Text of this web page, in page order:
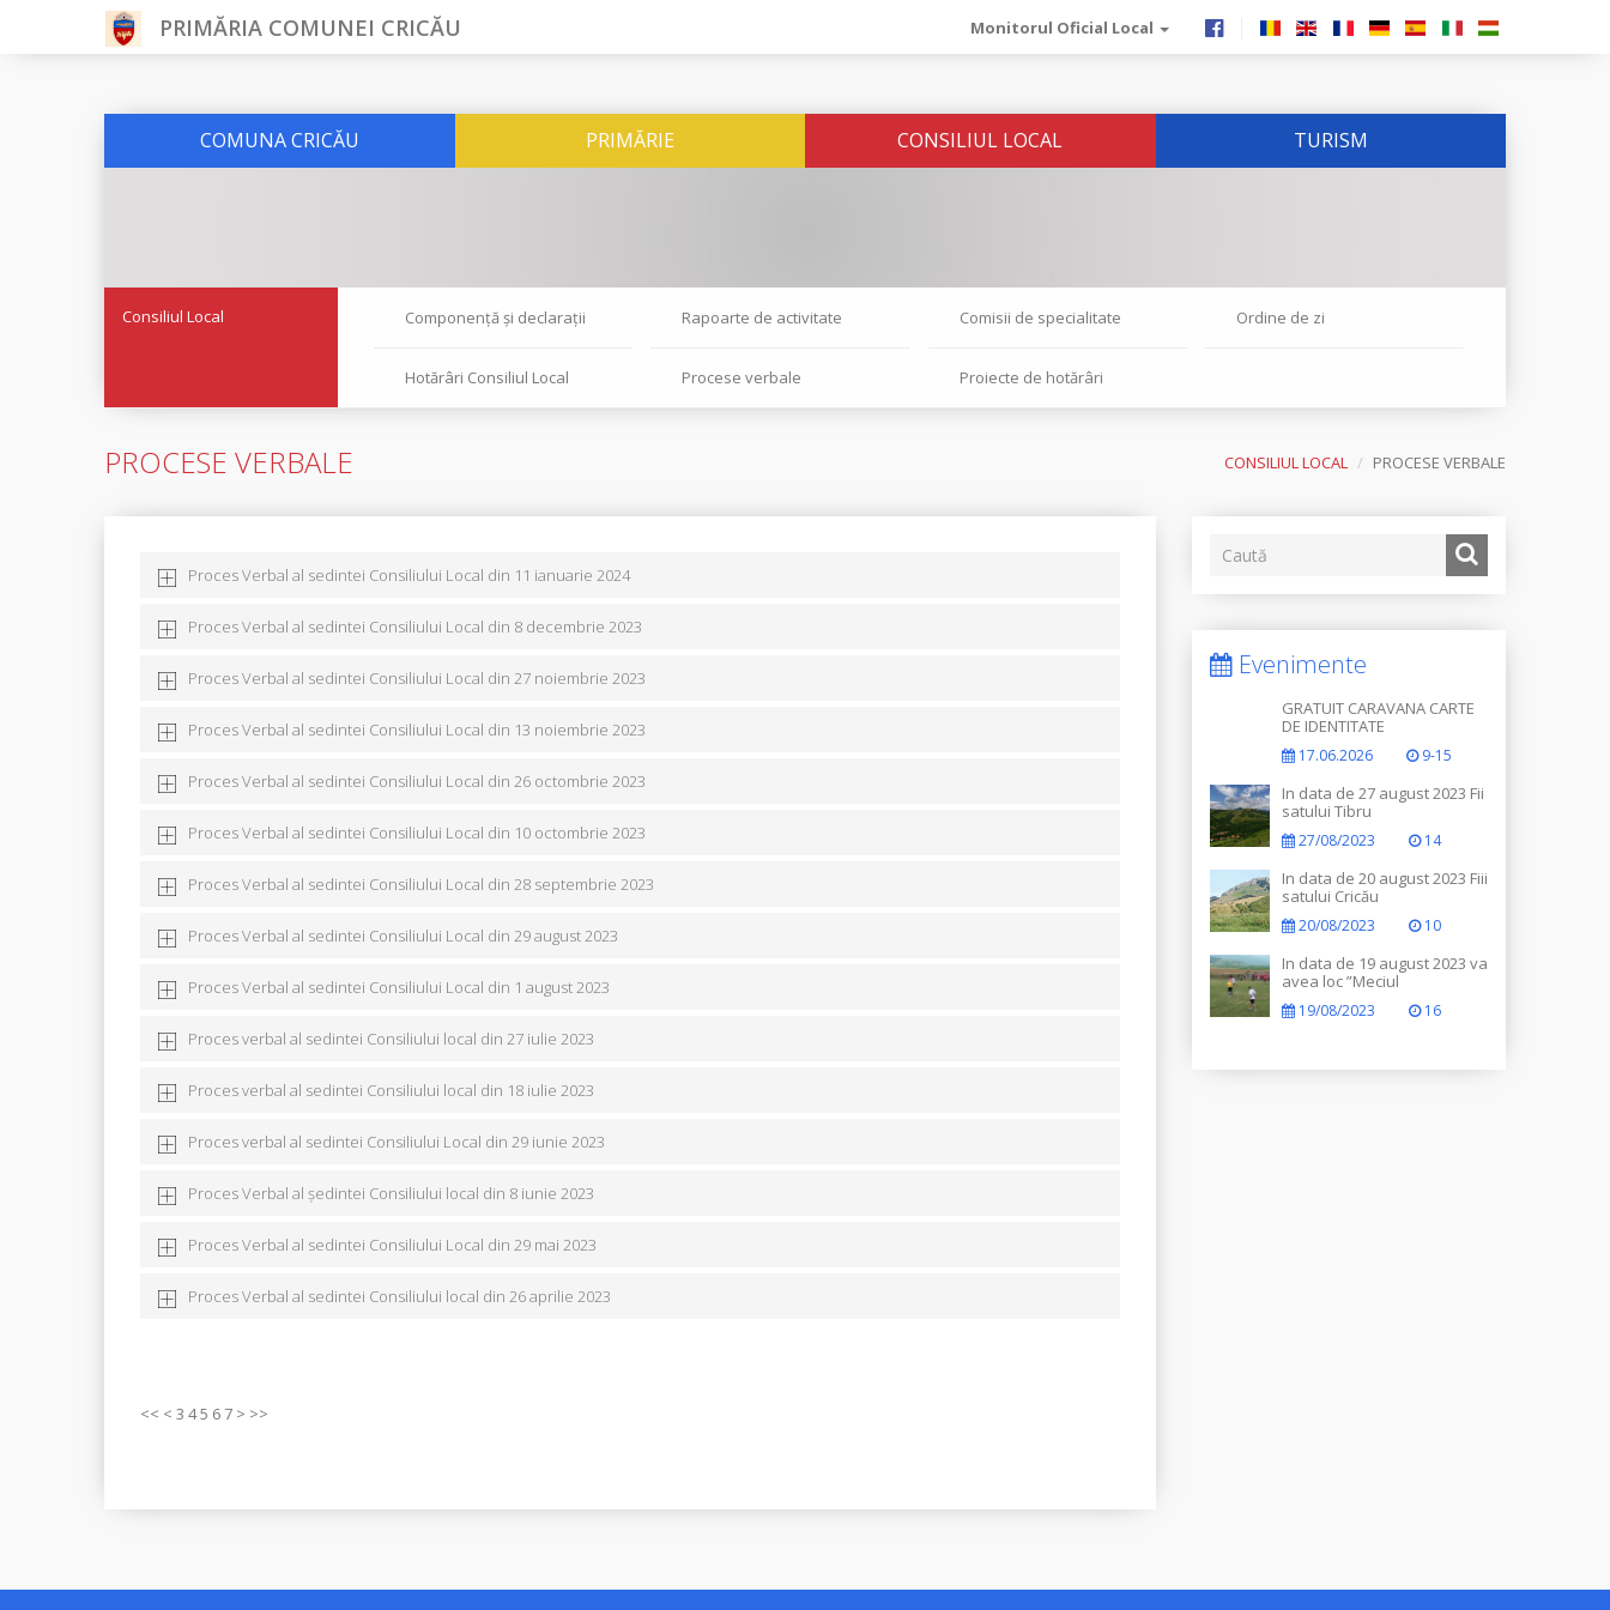
PRIMĂRIA COMUNEI CRICĂU Monitorul Oficial Local
COMUNA CRICĂU PRIMĂRIE CONSILIUL LOCAL TURISM
Consiliul Local Componență și declarații Rapoarte de activitate Comisii de specialitate Ordine de zi
Hotărâri Consiliul Local Procese verbale Proiecte de hotărâri
PROCESE VERBALE CONSILIUL LOCAL PROCESE VERBALE
Proces Verbal al sedintei Consiliului Local din 11 ianuarie 2024
Proces Verbal al sedintei Consiliului Local din 8 decembrie 2023
Proces Verbal al sedintei Consiliului Local din 27 noiembrie 2023
Proces Verbal al sedintei Consiliului Local din 13 noiembrie 2023
Proces Verbal al sedintei Consiliului Local din 26 octombrie 2023
Proces Verbal al sedintei Consiliului Local din 10 octombrie 2023
Proces Verbal al sedintei Consiliului Local din 28 septembrie 2023
Proces Verbal al sedintei Consiliului Local din 29 august 2023
Proces Verbal al sedintei Consiliului Local din 1 august 2023
Proces verbal al sedintei Consiliului local din 27 iulie 2023
Proces verbal al sedintei Consiliului local din 18 iulie 2023
Proces verbal al sedintei Consiliului Local din 29 iunie 2023
Proces Verbal al ședintei Consiliului local din 8 iunie 2023
Proces Verbal al sedintei Consiliului Local din 29 mai 2023
Proces Verbal al sedintei Consiliului local din 26 aprilie 2023
<< < 3 45 6 7 > >>
Evenimente
GRATUIT CARAVANA CARTE
DE IDENTITATE
17.06.2026 9-15
In data de 27 august 2023 Fii
satului Tibru
27/08/2023 14
In data de 20 august 2023 Fiii
satului Cricău
20/08/2023 10
In data de 19 august 2023 va
avea loc ”Meciul
Legendelor”
19/08/2023 16